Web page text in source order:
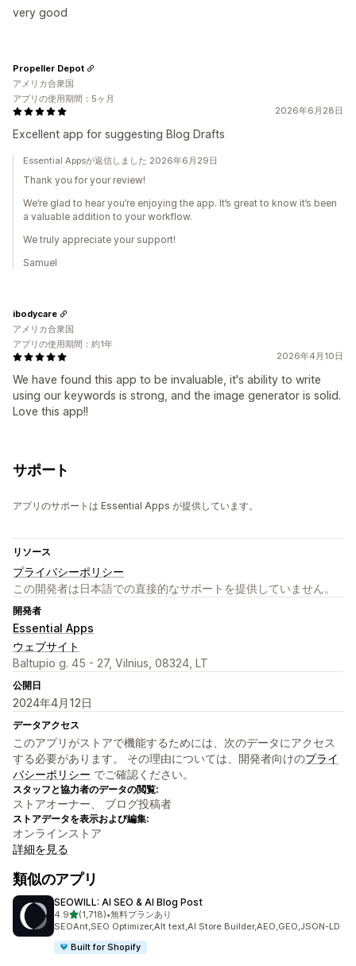
very good
2026年6月28日
Excellent app for suggesting Blog Drafts
Propeller Depot
アメリカ合衆国
アプリの使用期間：5ヶ月
Essential Appsが返信しました 2026年6月29日
Thank you for your review!
We’re glad to hear you’re enjoying the app. It’s great to know it’s been
a valuable addition to your workflow.
We truly appreciate your support!
Samuel
2026年4月10日
We have found this app to be invaluable, it's ability to write
using our keywords is strong, and the image generator is solid.
Love this app!!
ibodycare
アメリカ合衆国
アプリの使用期間：約1年
サポート
アプリのサポートは Essential Apps が提供しています。
リソース
プライバシーポリシー
この開発者は日本語での直接的なサポートを提供していません。
開発者
Essential Apps
ウェブサイト
Baltupio g. 45 - 27, Vilnius, 08324, LT
公開日
2024年4月12日
データアクセス
このアプリがストアで機能するためには、次のデータにアクセス
する必要があります。 その理由については、開発者向けのプライ
バシーポリシー でご確認ください。
スタッフと協力者のデータの閲覧:
ストアオーナー、 ブログ投稿者
ストアデータを表示および編集:
オンラインストア
詳細を見る
類似のアプリ
SEOWILL: AI SEO & AI Blog Post
4.95つ星中
(1,718)
合計レビュー数：1718件
•無料プランあり
SEOAnt,SEO Optimizer,Alt text,AI Store Builder,AEO,GEO,JSON-LD
Built for Shopify